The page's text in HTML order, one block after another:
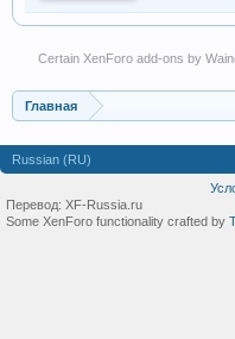
Certain XenForo add-ons by
Главная
Russian (RU)
Перевод: XF-Russia.ru
Some XenForo functionality crafted by